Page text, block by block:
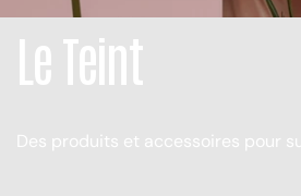
Le Teint
Des produits et accessoires pour